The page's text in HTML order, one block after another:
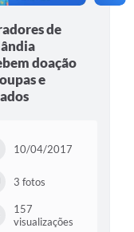
de
doação
e
10/04/2017
3 fotos
157
visualizações